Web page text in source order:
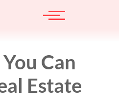
Can
Estate